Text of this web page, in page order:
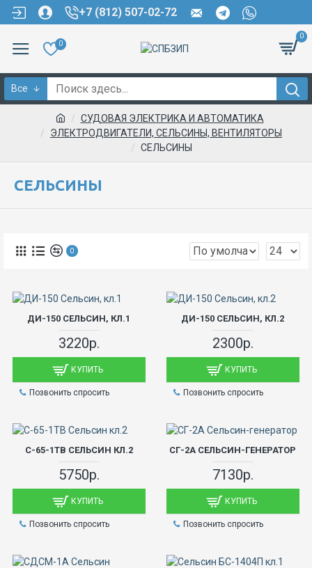
+7 (812) 507-02-72
0
0
Все
СУДОВАЯ ЭЛЕКТРИКА И АВТОМАТИКА
ЭЛЕКТРОДВИГАТЕЛИ, CЕЛЬСИНЫ, ВЕНТИЛЯТОРЫ
СЕЛЬСИНЫ
СЕЛЬСИНЫ
0
ДИ-150 СЕЛЬСИН, КЛ.1
3220р.
КУПИТЬ
Позвонить спросить
ДИ-150 СЕЛЬСИН, КЛ.2
2300р.
КУПИТЬ
Позвонить спросить
С-65-1ТВ СЕЛЬСИН КЛ.2
5750р.
КУПИТЬ
Позвонить спросить
СГ-2А СЕЛЬСИН-ГЕНЕРАТОР
7130р.
КУПИТЬ
Позвонить спросить